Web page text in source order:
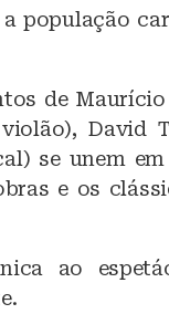
população
de
David
se unem
e os
ao